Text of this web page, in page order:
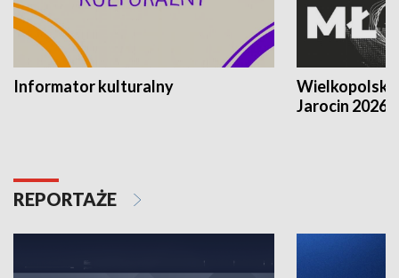
Informator kulturalny
Jarocin 2026
REPORTAŻE